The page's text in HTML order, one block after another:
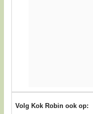
Volg Kok Robin ook op: